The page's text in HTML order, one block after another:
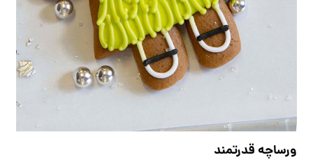
ورساچه قدرتمند